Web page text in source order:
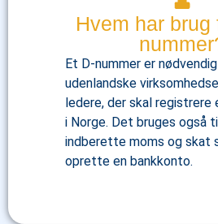
Hvem har brug
Et D-nummer er
udenlandske
ledere, der skal registrere
i Norge. Det bruges også
indberette moms og skat
oprette en bankkonto.